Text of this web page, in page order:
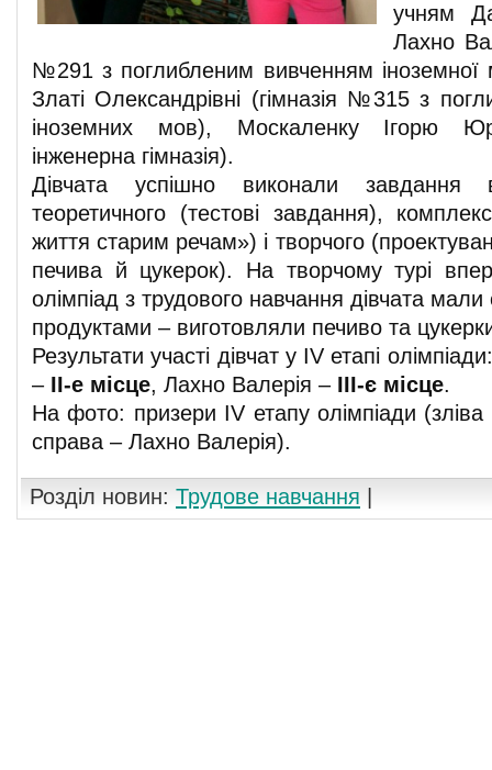
учням
Лахно
№291 з поглибленим вивченням іноземної
Златі Олександрівні (гімназія №315 з
іноземних мов), Москаленку Ігорю
інженерна гімназія).
Дівчата успішно виконали завдання
теоретичного (тестові завдання),
життя старим речам») і творчого
печива й цукерок). На творчому турі
олімпіад з трудового навчання дівчата
продуктами – виготовляли печиво та
Результати участі дівчат у IV етапі
– II-е місце, Лахно Валерія – III-є місце.
На фото: призери IV етапу олімпіади
справа – Лахно Валерія).
Розділ новин: Трудове навчання